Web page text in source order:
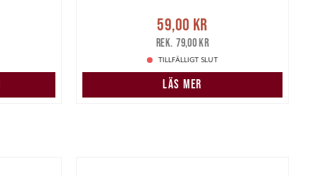
Nuvarande pris:59,00 kr
pris:79,00 kr
59,00 kr
79,00 kr
TILLFÄLLIGT SLUT
LÄS MER